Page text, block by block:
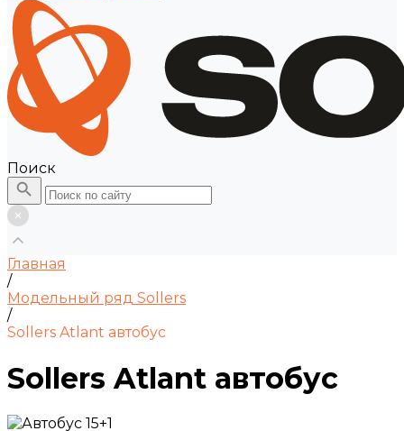
Поиск
Главная
/
Модельный ряд Sollers
/
Sollers Atlant автобус
Sollers Atlant автобус